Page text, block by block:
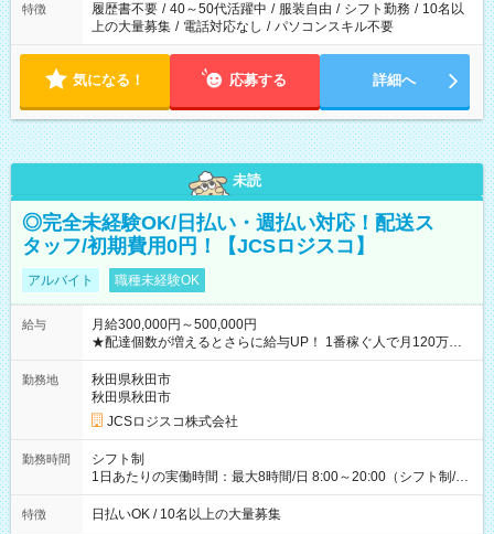
特徴 履歴書不要 / 40～50代活躍中 / 服装自由 / シフト勤務 / 10名以
上の大量募集 / 電話対応なし / パソコンスキル不要
気になる！ 応募する 詳細へ
未読
◎完全未経験OK/日払い・週払い対応！配送ス
タッフ/初期費用0円！【JCSロジスコ】
アルバイト 職種未経験OK
給与
月給300,000円～500,000円
★配達個数が増えるとさらに給与UP！ 1番稼ぐ人で月120万ほ
ど！ ・主要都市エリア 月収55万円／週5日稼働 月収65万~112
万円／週6日稼働 ・地方郊外エリア 月収40万円／週5日稼働 月
収40万円~50万円／週6日稼働 ＜モデルイメージ＞ ■月収50万
円 (27歳男性/江東区在住)※元建築関係 1日150個配達×25日勤務
(日休み) ■月収80万円(43歳男性/墨田区在住)※元営業 1日200個
勤務地
秋田県秋田市
秋田県秋田市
JCSロジスコ株式会社
勤務時間
シフト制
1日あたりの実働時間：最大8時間/日 8:00～20:00（シフト制/実
働8時間） ※週5日勤務（場所次第では週4も有り） ※配達状況
によって時間外での勤務可能性有り ※案件により多少の前後あ
特徴 日払いOK / 10名以上の大量募集